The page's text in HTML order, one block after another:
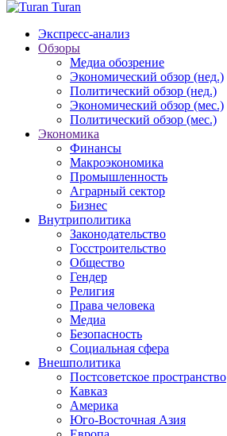
Turan
Экспресс-анализ
Обзоры
Медиа обозрение
Экономический обзор (нед.)
Политический обзор (нед.)
Экономический обзор (мес.)
Политический обзор (мес.)
Экономика
Финансы
Макроэкономика
Промышленность
Аграрный сектор
Бизнес
Внутриполитика
Законодательство
Госстроительство
Общество
Гендер
Религия
Права человека
Медиа
Безопасность
Социальная сфера
Внешполитика
Постсоветское пространство
Кавказ
Америка
Юго-Восточная Азия